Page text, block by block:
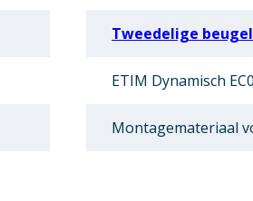
Tweedelige beugel
ETIM Dynamisch
Montagemateriaal